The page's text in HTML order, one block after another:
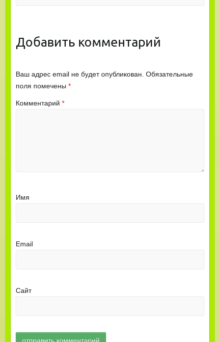
Добавить комментарий
Ваш адрес email не будет опубликован. Обязательные
поля помечены *
Комментарий *
Имя
Email
Сайт